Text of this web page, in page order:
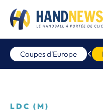
Coupes d'Europe
LDC (M)